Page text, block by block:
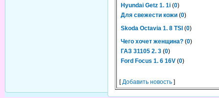
Hyundai Getz 1. 1i (0)
Для свежести кожи (0)
Skoda Octavia 1. 8 TSI (0)
Чего хочет женщина? (0)
ГАЗ 31105 2. 3 (0)
Ford Focus 1. 6 16V (0)
[Добавить новость ]